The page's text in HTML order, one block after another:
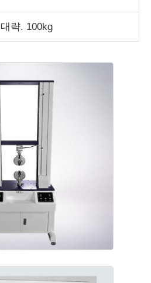
대략. 100kg